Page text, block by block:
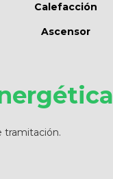
Calefacción
Ascensor
tramitación.